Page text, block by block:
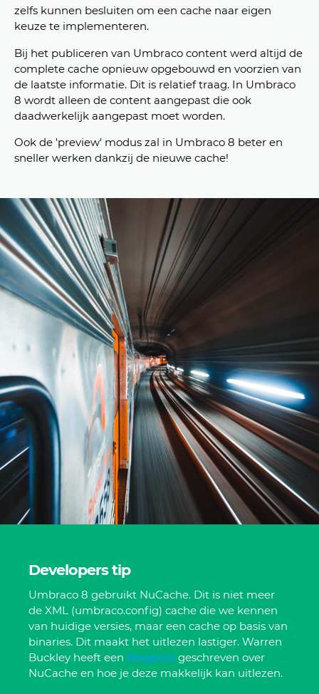
zelfs kunnen besluiten om een cache naar eigen
keuze te implementeren.
Bij het publiceren van Umbraco content werd altijd de
complete cache opnieuw opgebouwd en voorzien van
de laatste informatie. Dit is relatief traag. In Umbraco
8 wordt alleen de content aangepast die ook
daadwerkelijk aangepast moet worden.
Ook de 'preview' modus zal in Umbraco 8 beter en
sneller werken dankzij de nieuwe cache!
Developers tip
Umbraco 8 gebruikt NuCache. Dit is niet meer
de XML (umbraco.config) cache die we kennen
van huidige versies, maar een cache op basis van
binaries. Dit maakt het uitlezen lastiger. Warren
Buckley heeft een blogpost geschreven over
NuCache en hoe je deze makkelijk kan uitlezen.